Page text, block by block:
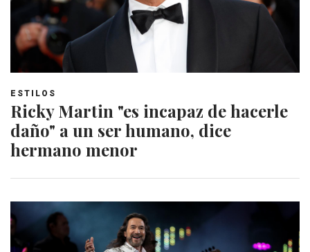
ESTILOS
Ricky Martin "es incapaz de hacerle
daño" a un ser humano, dice
hermano menor